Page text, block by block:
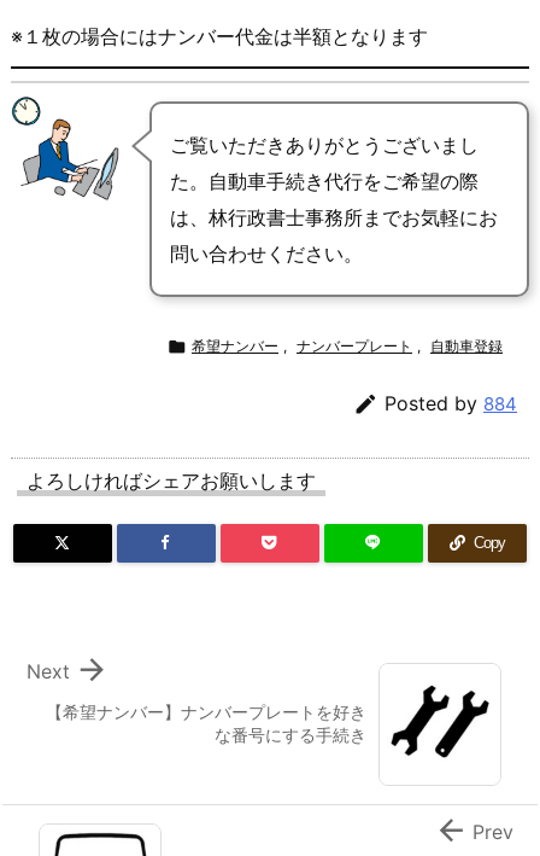
※１枚の場合にはナンバー代金は半額となります
ご覧いただきありがとうございまし
た。自動車手続き代行をご希望の際
は、林行政書士事務所までお気軽にお
問い合わせください。
 希望ナンバー , ナンバープレート , 自動車登録
 Posted by 884
よろしければシェアお願いします
Copy
【希望ナンバー】ナンバープレートを好き
な番号にする手続き

Next
 Prev